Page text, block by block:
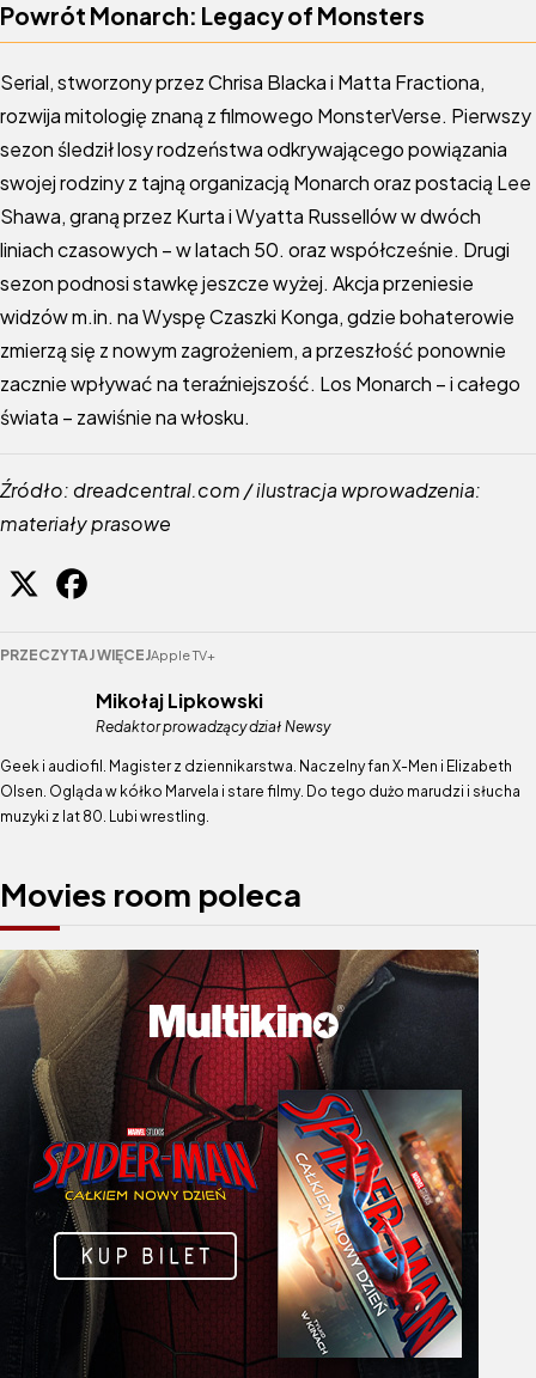
Powrót Monarch: Legacy of Monsters
Serial, stworzony przez Chrisa Blacka i Matta Fractiona,
rozwija mitologię znaną z filmowego MonsterVerse. Pierwszy
sezon śledził losy rodzeństwa odkrywającego powiązania
swojej rodziny z tajną organizacją Monarch oraz postacią Lee
Shawa, graną przez Kurta i Wyatta Russellów w dwóch
liniach czasowych – w latach 50. oraz współcześnie. Drugi
sezon podnosi stawkę jeszcze wyżej. Akcja przeniesie
widzów m.in. na Wyspę Czaszki Konga, gdzie bohaterowie
zmierzą się z nowym zagrożeniem, a przeszłość ponownie
zacznie wpływać na teraźniejszość. Los Monarch – i całego
świata – zawiśnie na włosku.
Źródło: dreadcentral.com / ilustracja wprowadzenia:
materiały prasowe
PRZECZYTAJ WIĘCEJApple TV+
Mikołaj Lipkowski
Redaktor prowadzący dział Newsy
Geek i audiofil. Magister z dziennikarstwa. Naczelny fan X-Men i Elizabeth
Olsen. Ogląda w kółko Marvela i stare filmy. Do tego dużo marudzi i słucha
muzyki z lat 80. Lubi wrestling.
Movies room poleca